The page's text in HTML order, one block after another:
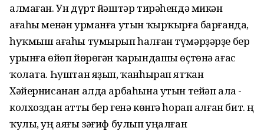
алмаған. Ун дүрт йәштәр тирәһендә микән
ағаһы менән урманға утын ҡырҡырға барғанда,
һуҡмыш ағаһы тумырып һалған түмәрҙәрҙе бер
урынға өйөп йөрөгән ҡарындашы өҫтөнә ағас
ҡолата. Һуштан яҙып, ҡанһырап ятҡан
Хәйернисанан алда арбаһына утын тейәп ала -
колхоздан атты бер генә көнгә һорап алған бит. Үң
ҡулы, уң аяғы зәғиф булып уңалған